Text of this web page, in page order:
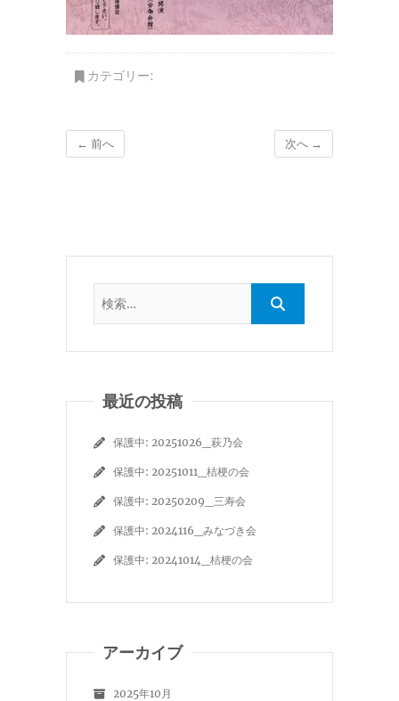
カテゴリー:
← 前へ 次へ →
最近の投稿
保護中: 20251026_萩乃会
保護中: 20251011_桔梗の会
保護中: 20250209_三寿会
保護中: 2024116_みなづき会
保護中: 20241014_桔梗の会
アーカイブ
2025年10月